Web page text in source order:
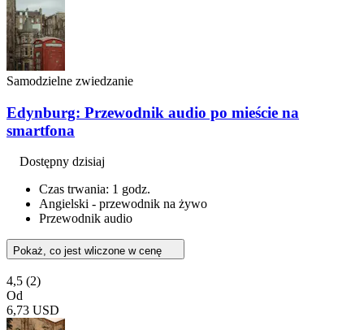
Samodzielne zwiedzanie
Edynburg: Przewodnik audio po mieście na
smartfona
Dostępny dzisiaj
Czas trwania: 1 godz.
Angielski - przewodnik na żywo
Przewodnik audio
Pokaż, co jest wliczone w cenę
4,5 (2)
Od
6,73 USD